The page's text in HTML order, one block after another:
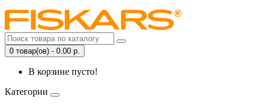
0 товар(ов) - 0.00 р.
В корзине пусто!
Категории